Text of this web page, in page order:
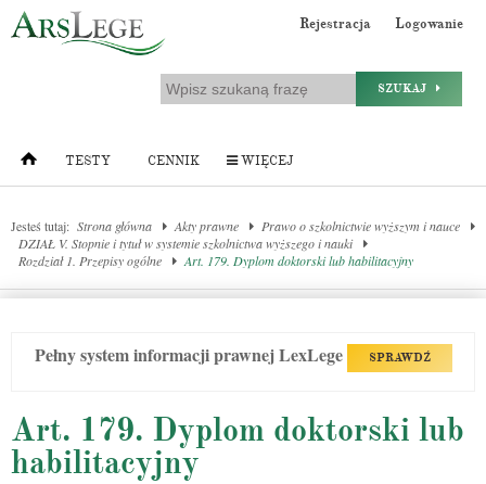
Rejestracja Logowanie
SZUKAJ
TESTY CENNIK WIĘCEJ
Jesteś tutaj: Strona główna Akty prawne
Prawo o szkolnictwie wyższym i nauce
DZIAŁ V. Stopnie i tytuł w systemie szkolnictwa wyższego i nauki
Rozdział 1. Przepisy ogólne
Art. 179. Dyplom doktorski lub habilitacyjny
Pełny system informacji prawnej LexLege SPRAWDŹ
Art. 179. Dyplom doktorski lub
habilitacyjny